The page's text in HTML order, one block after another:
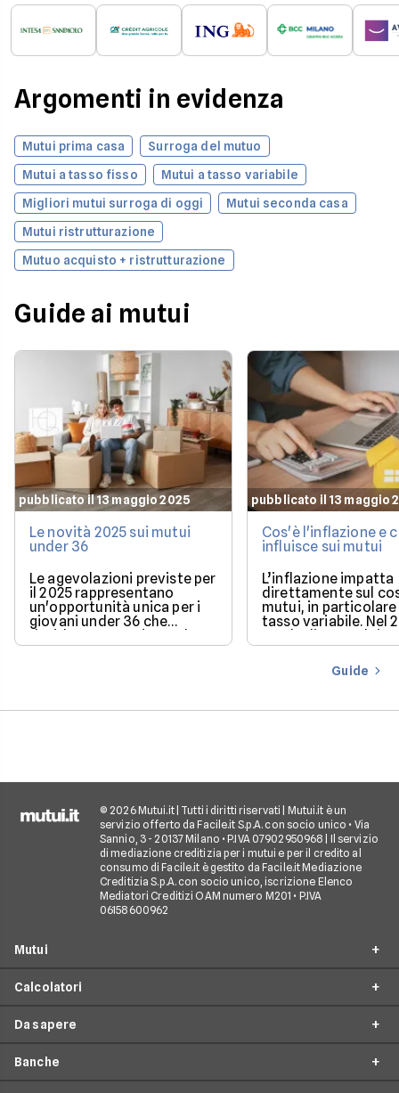
Argomenti in evidenza
Mutui prima casa
Surroga del mutuo
Mutui a tasso fisso
Mutui a tasso variabile
Migliori mutui surroga di oggi
Mutui seconda casa
Mutui ristrutturazione
Mutuo acquisto + ristrutturazione
Guide ai mutui
pubblicato il 13 maggio 2025
Le novità 2025 sui mutui
under 36
Le agevolazioni previste per
il 2025 rappresentano
un'opportunità unica per i
giovani under 36 che
desiderano acquistare la
loro prima casa.
pubblicato il 13 maggio
Cos'è l'inflazione e
influisce sui mutui
L’inflazione impatta
direttamente sul
mutui, in particolare
tasso variabile. Nel
con la discesa dei
il mercato offre
più favorevoli per
finanziareGuide
© 2026 Mutui.it | Tutti i diritti riservati | Mutui.it è un
servizio offerto da Facile.it S.p.A. con socio unico • Via
Sannio, 3 - 20137 Milano • P.IVA 07902950968 | Il servizio
di mediazione creditizia per i mutui e per il credito al
consumo di Facile.it è gestito da Facile.it Mediazione
Creditizia S.p.A. con socio unico, iscrizione Elenco
Mediatori Creditizi OAM numero M201 • P.IVA
06158600962
Mutui
Mutuo Seconda Casa
Surroga Mutuo
Calcolatori
Simulazione Mutuo
Calcolo Piano di Ammortamento
Da sapere
Banche